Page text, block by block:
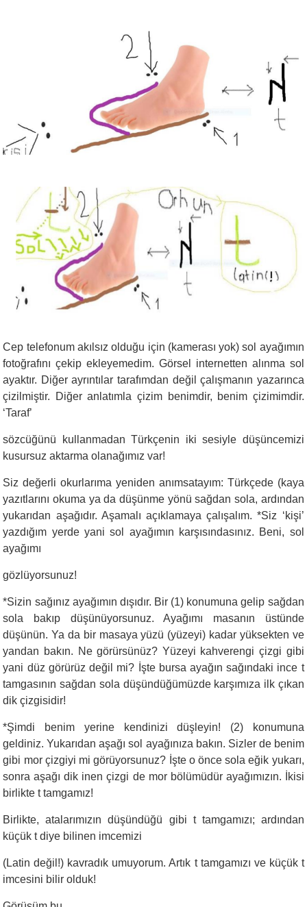
Cep telefonum akılsız olduğu için (kamerası yok) sol ayağımın
fotoğrafını çekip ekleyemedim. Görsel internetten alınma sol
ayaktır. Diğer ayrıntılar tarafımdan değil çalışmanın yazarınca
çizilmiştir. Diğer anlatımla çizim benimdir, benim çizimimdir.
‘Taraf’
sözcüğünü kullanmadan Türkçenin iki sesiyle düşüncemizi
kusursuz aktarma olanağımız var!
Siz değerli okurlarıma yeniden anımsatayım: Türkçede (kaya
yazıtlarını okuma ya da düşünme yönü sağdan sola, ardından
yukarıdan aşağıdır. Aşamalı açıklamaya çalışalım. *Siz ‘kişi’
yazdığım yerde yani sol ayağımın karşısındasınız. Beni, sol
ayağımı
gözlüyorsunuz!
*Sizin sağınız ayağımın dışıdır. Bir (1) konumuna gelip sağdan
sola bakıp düşünüyorsunuz. Ayağımı masanın üstünde
düşünün. Ya da bir masaya yüzü (yüzeyi) kadar yüksekten ve
yandan bakın. Ne görürsünüz? Yüzeyi kahverengi çizgi gibi
yani düz görürüz değil mi? İşte bursa ayağın sağındaki ince t
tamgasının sağdan sola düşündüğümüzde karşımıza ilk çıkan
dik çizgisidir!
*Şimdi benim yerine kendinizi düşleyin! (2) konumuna
geldiniz. Yukarıdan aşağı sol ayağınıza bakın. Sizler de benim
gibi mor çizgiyi mi görüyorsunuz? İşte o önce sola eğik yukarı,
sonra aşağı dik inen çizgi de mor bölümüdür ayağımızın. İkisi
birlikte t tamgamız!
Birlikte, atalarımızın düşündüğü gibi t tamgamızı; ardından
küçük t diye bilinen imcemizi
(Latin değil!) kavradık umuyorum. Artık t tamgamızı ve küçük t
imcesini bilir olduk!